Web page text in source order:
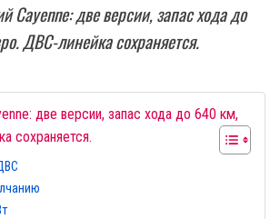
Cayenne: две версии, запас хода до
ДВС-линейка сохраняется.
две версии, запас хода до 640 км,
сохраняется.